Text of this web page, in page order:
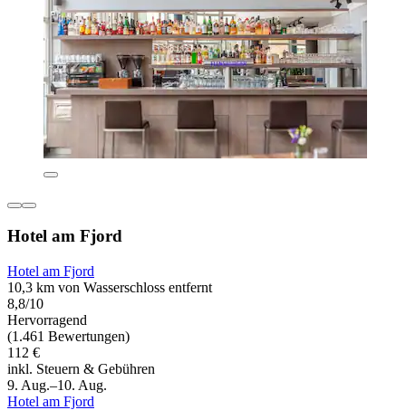
Hotel am Fjord
Hotel am Fjord
10,3 km von Wasserschloss entfernt
8,8/10
Hervorragend
(1.461 Bewertungen)
112 €
inkl. Steuern & Gebühren
9. Aug.–10. Aug.
Hotel am Fjord